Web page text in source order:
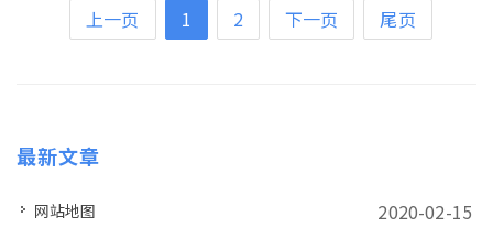
上一页 1 2 下一页 尾页
最新文章
网站地图 2020-02-15